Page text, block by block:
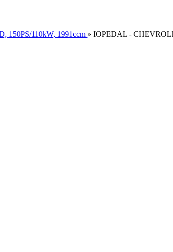
150PS/110kW, 1991ccm » IOPEDAL -